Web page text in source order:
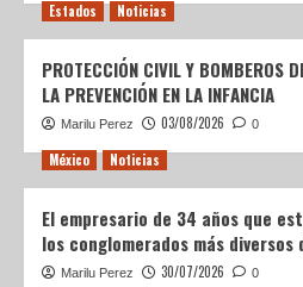
Estados Noticias
PROTECCIÓN CIVIL Y BOMBEROS
LA PREVENCIÓN EN LA INFANCIA
Marilu Perez 03/08/2026 0
México Noticias
El empresario de 34 años que
los conglomerados más diversos
Marilu Perez 30/07/2026 0